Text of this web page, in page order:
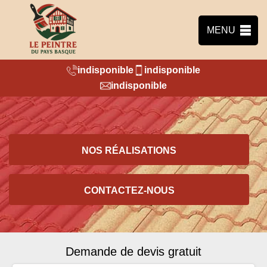
MENU
indisponible
indisponible
indisponible
NOS RÉALISATIONS
CONTACTEZ-NOUS
Demande de devis gratuit